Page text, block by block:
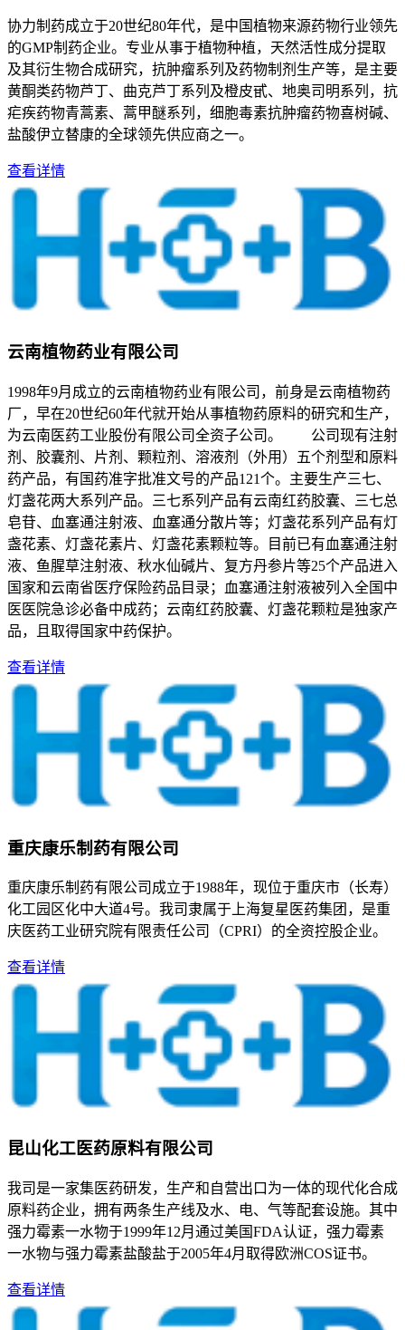
协力制药成立于20世纪80年代，是中国植物来源药物行业领先
的GMP制药企业。专业从事于植物种植，天然活性成分提取
及其衍生物合成研究，抗肿瘤系列及药物制剂生产等，是主要
黄酮类药物芦丁、曲克芦丁系列及橙皮甙、地奥司明系列，抗
疟疾药物青蒿素、蒿甲醚系列，细胞毒素抗肿瘤药物喜树碱、
盐酸伊立替康的全球领先供应商之一。
查看详情
云南植物药业有限公司
1998年9月成立的云南植物药业有限公司，前身是云南植物药
厂，早在20世纪60年代就开始从事植物药原料的研究和生产，
为云南医药工业股份有限公司全资子公司。 公司现有注射
剂、胶囊剂、片剂、颗粒剂、溶液剂（外用）五个剂型和原料
药产品，有国药准字批准文号的产品121个。主要生产三七、
灯盏花两大系列产品。三七系列产品有云南红药胶囊、三七总
皂苷、血塞通注射液、血塞通分散片等；灯盏花系列产品有灯
盏花素、灯盏花素片、灯盏花素颗粒等。目前已有血塞通注射
液、鱼腥草注射液、秋水仙碱片、复方丹参片等25个产品进入
国家和云南省医疗保险药品目录；血塞通注射液被列入全国中
医医院急诊必备中成药；云南红药胶囊、灯盏花颗粒是独家产
品，且取得国家中药保护。
查看详情
重庆康乐制药有限公司
重庆康乐制药有限公司成立于1988年，现位于重庆市（长寿）
化工园区化中大道4号。我司隶属于上海复星医药集团，是重
庆医药工业研究院有限责任公司（CPRI）的全资控股企业。
查看详情
昆山化工医药原料有限公司
我司是一家集医药研发，生产和自营出口为一体的现代化合成
原料药企业，拥有两条生产线及水、电、气等配套设施。其中
强力霉素一水物于1999年12月通过美国FDA认证，强力霉素
一水物与强力霉素盐酸盐于2005年4月取得欧洲COS证书。
查看详情